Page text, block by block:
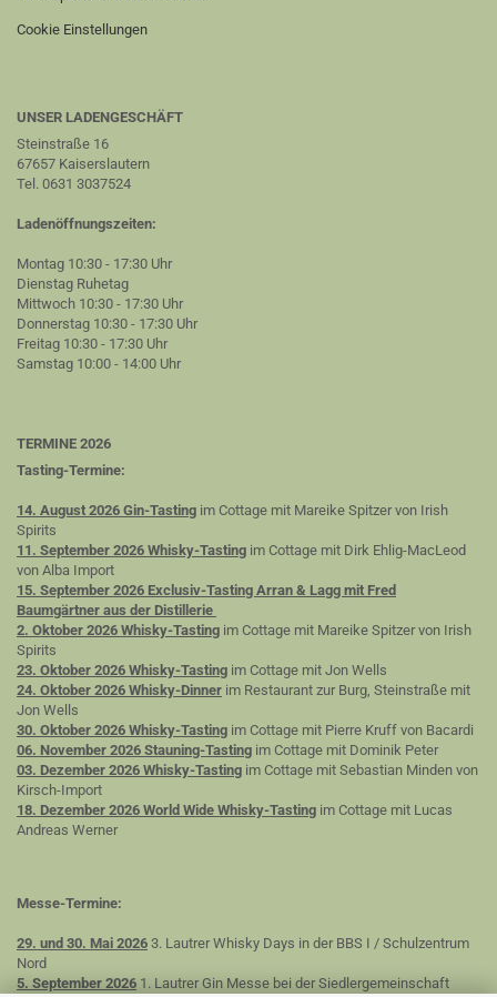
Cookie Einstellungen
UNSER LADENGESCHÄFT
Steinstraße 16
67657 Kaiserslautern
Tel. 0631 3037524
Ladenöffnungszeiten:
Montag 10:30 - 17:30 Uhr
Dienstag Ruhetag
Mittwoch 10:30 - 17:30 Uhr
Donnerstag 10:30 - 17:30 Uhr
Freitag 10:30 - 17:30 Uhr
Samstag 10:00 - 14:00 Uhr
TERMINE 2026
Tasting-Termine:
14. August 2026 Gin-Tasting im Cottage mit Mareike Spitzer von Irish
Spirits
11. September 2026 Whisky-Tasting im Cottage mit Dirk Ehlig-MacLeod
von Alba Import
15. September 2026 Exclusiv-Tasting Arran & Lagg mit Fred
Baumgärtner aus der Distillerie
2. Oktober 2026 Whisky-Tasting im Cottage mit Mareike Spitzer von Irish
Spirits
23. Oktober 2026 Whisky-Tasting im Cottage mit Jon Wells
24. Oktober 2026 Whisky-Dinner im Restaurant zur Burg, Steinstraße mit
Jon Wells
30. Oktober 2026 Whisky-Tasting im Cottage mit Pierre Kruff von Bacardi
06. November 2026 Stauning-Tasting im Cottage mit Dominik Peter
03. Dezember 2026 Whisky-Tasting im Cottage mit Sebastian Minden von
Kirsch-Import
18. Dezember 2026 World Wide Whisky-Tasting im Cottage mit Lucas
Andreas Werner
Messe-Termine:
29. und 30. Mai 2026 3. Lautrer Whisky Days in der BBS I / Schulzentrum
Nord
5. September 2026 1. Lautrer Gin Messe bei der Siedlergemeinschaft